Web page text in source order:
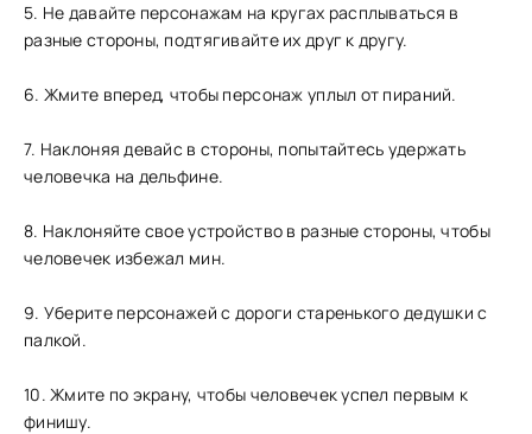
5. Не давайте персонажам на кругах расплываться в
разные стороны, подтягивайте их друг к другу.
6. Жмите вперед, чтобы персонаж уплыл от пираний.
7. Наклоняя девайс в стороны, попытайтесь удержать
человечка на дельфине.
8. Наклоняйте свое устройство в разные стороны, чтобы
человечек избежал мин.
9. Уберите персонажей с дороги старенького дедушки с
палкой.
10. Жмите по экрану, чтобы человечек успел первым к
финишу.